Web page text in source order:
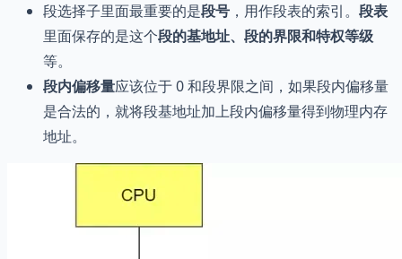
段选择子里面最重要的是段号 ，用作段表的索引。 段表
里面保存的是这个段的基地址、段的界限和特权等级
等。
段内偏移量应该位于 0 和段界限之间，如果段内偏移量
是合法的，就将段基地址加上段内偏移量得到物理内存
地址。